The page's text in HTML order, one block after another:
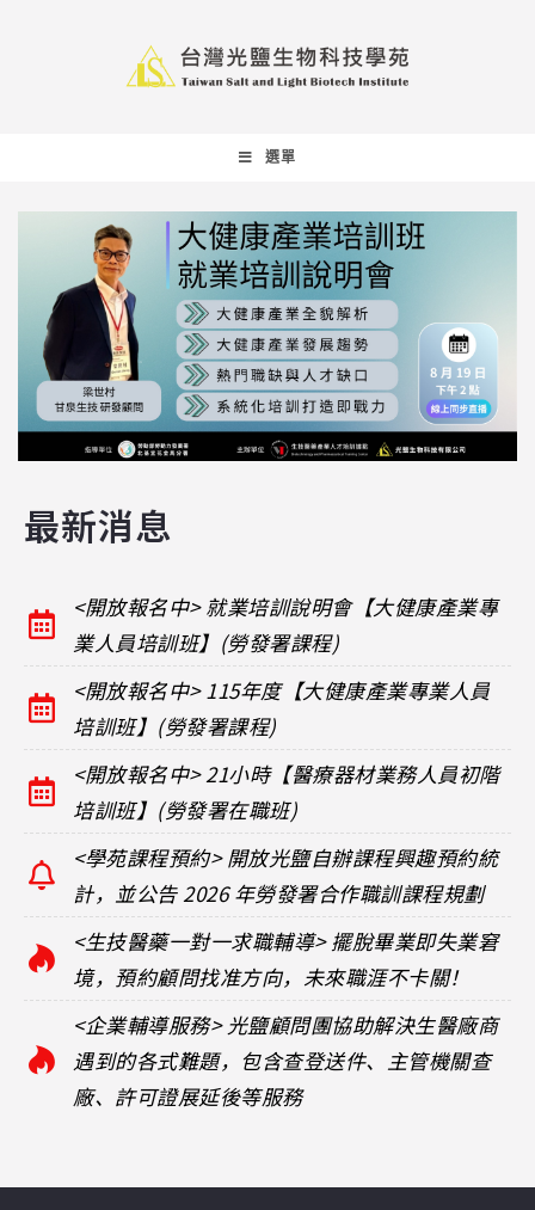
選單
最新消息
<開放報名中> 就業培訓說明會【大健康產業專
業人員培訓班】(勞發署課程)
<開放報名中> 115年度【大健康產業專業人員
培訓班】(勞發署課程)
<開放報名中> 21小時【醫療器材業務人員初階
培訓班】(勞發署在職班)
<學苑課程預約> 開放光鹽自辦課程興趣預約統
計，並公告 2026 年勞發署合作職訓課程規劃
<生技醫藥一對一求職輔導> 擺脫畢業即失業窘
境，預約顧問找准方向，未來職涯不卡關！
<企業輔導服務> 光鹽顧問團協助解決生醫廠商
遇到的各式難題，包含查登送件、主管機關查
廠、許可證展延後等服務